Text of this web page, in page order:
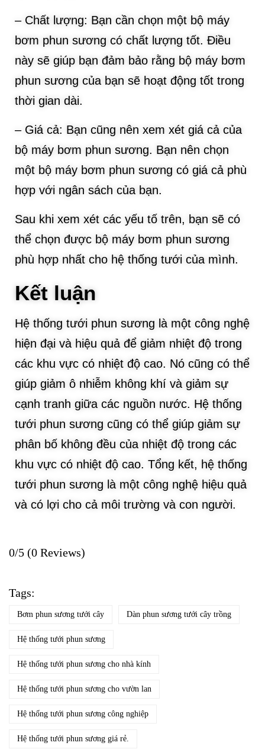
– Chất lượng: Bạn cần chọn một bộ máy
bơm phun sương có chất lượng tốt. Điều
này sẽ giúp bạn đảm bảo rằng bộ máy bơm
phun sương của bạn sẽ hoạt động tốt trong
thời gian dài.
– Giá cả: Bạn cũng nên xem xét giá cả của
bộ máy bơm phun sương. Bạn nên chọn
một bộ máy bơm phun sương có giá cả phù
hợp với ngân sách của bạn.
Sau khi xem xét các yếu tố trên, bạn sẽ có
thể chọn được bộ máy bơm phun sương
phù hợp nhất cho hệ thống tưới của mình.
Kết luận
Hệ thống tưới phun sương là một công nghệ
hiện đại và hiệu quả để giảm nhiệt độ trong
các khu vực có nhiệt độ cao. Nó cũng có thể
giúp giảm ô nhiễm không khí và giảm sự
cạnh tranh giữa các nguồn nước. Hệ thống
tưới phun sương cũng có thể giúp giảm sự
phân bố không đều của nhiệt độ trong các
khu vực có nhiệt độ cao. Tổng kết, hệ thống
tưới phun sương là một công nghệ hiệu quả
và có lợi cho cả môi trường và con người.
0/5 (0 Reviews)
Tags:
Bơm phun sương tưới cây Dàn phun sương tưới cây trồng
Hệ thống tưới phun sương
Hệ thống tưới phun sương cho nhà kính
Hệ thống tưới phun sương cho vườn lan
Hệ thống tưới phun sương công nghiệp
Hệ thống tưới phun sương giá rẻ.